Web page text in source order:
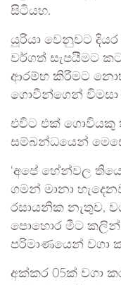
සිටියහ.
යූරියා වෙනුවට
වර්ගත් සැපයීමට
ආරම්භ කිරීමට
ගොවීන්ගෙන් විමසා
එවිට එක් ගොවියකු
සම්බන්ධයෙන්
‘අපේ හේන්වල
ගමන් මානා
රසායනික නැතුව,
පොහොර මීට කලින්
පරිමාණයෙන් වගා
අක්කර 05ක් වගා